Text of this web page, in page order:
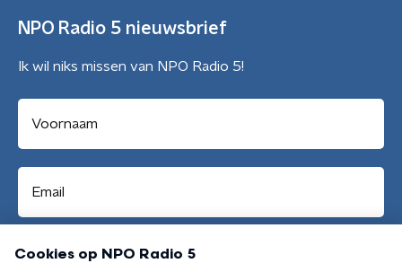
NPO Radio 5 nieuwsbrief
Ik wil niks missen van NPO Radio 5!
Aanmelden